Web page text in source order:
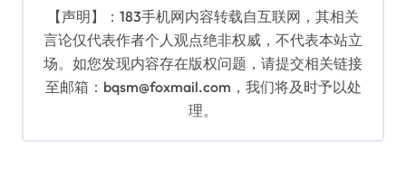
【声明】：183手机网内容转载自互联网，其相关
言论仅代表作者个人观点绝非权威，不代表本站立
场。如您发现内容存在版权问题，请提交相关链接
至邮箱：bqsm@foxmail.com，我们将及时予以处
理。